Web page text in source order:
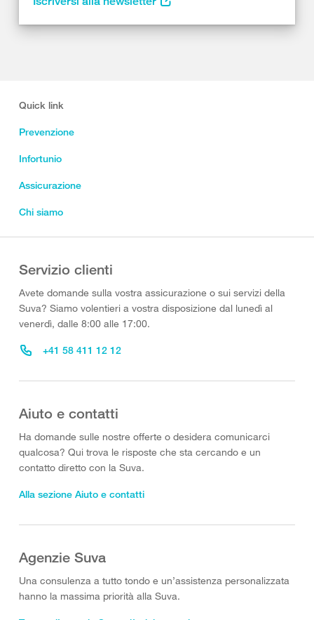
Quick link
Prevenzione
Infortunio
Assicurazione
Chi siamo
Servizio clienti
Avete domande sulla vostra assicurazione o sui servizi della
Suva? Siamo volentieri a vostra disposizione dal lunedì al
venerdì, dalle 8:00 alle 17:00.
+41 58 411 12 12
Aiuto e contatti
Ha domande sulle nostre offerte o desidera comunicarci
qualcosa? Qui trova le risposte che sta cercando e un
contatto diretto con la Suva.
Alla sezione Aiuto e contatti
Agenzie Suva
Una consulenza a tutto tondo e un’assistenza personalizzata
hanno la massima priorità alla Suva.